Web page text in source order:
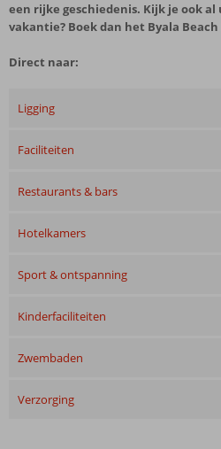
een rijke geschiedenis. Kijk je ook
vakantie? Boek dan het Byala
Direct naar:
Ligging
Faciliteiten
Restaurants & bars
Hotelkamers
Sport & ontspanning
Kinderfaciliteiten
Zwembaden
Verzorging